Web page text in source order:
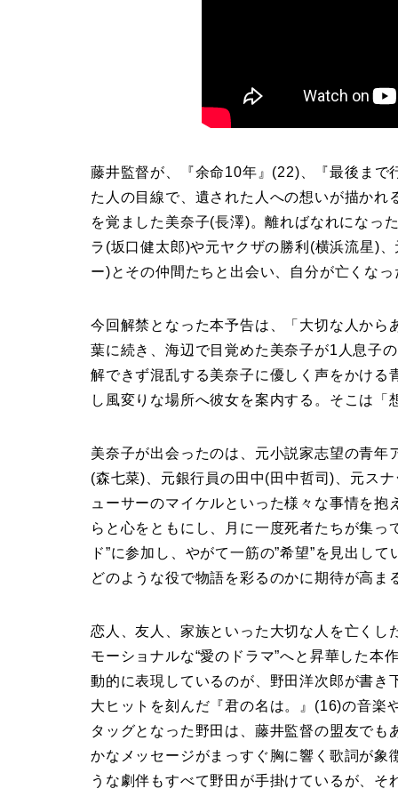
藤井監督が、『余命10年』(22)、『最後ま
た人の目線で、遺された人への想いが描か
を覚ました美奈子(長澤)。離ればなれになっ
ラ(坂口健太郎)や元ヤクザの勝利(横浜流星)
ー)とその仲間たちと出会い、自分が亡くな
今回解禁となった本予告は、「大切な人か
葉に続き、海辺で目覚めた美奈子が1人息子
解できず混乱する美奈子に優しく声をかけ
し風変りな場所へ彼女を案内する。そこは
美奈子が出会ったのは、元小説家志望の青
(森七菜)、元銀行員の田中(田中哲司)、元ス
ューサーのマイケルといった様々な事情を
らと心をともにし、月に一度死者たちが集
ド”に参加し、やがて一筋の”希望”を見出し
どのような役で物語を彩るのかに期待が高ま
恋人、友人、家族といった大切な人を亡く
モーショナルな“愛のドラマ”へと昇華した本
動的に表現しているのが、野田洋次郎が書
大ヒットを刻んだ『君の名は。』(16)の音楽
タッグとなった野田は、藤井監督の盟友でも
かなメッセージがまっすぐ胸に響く歌詞が
うな劇伴もすべて野田が手掛けているが、